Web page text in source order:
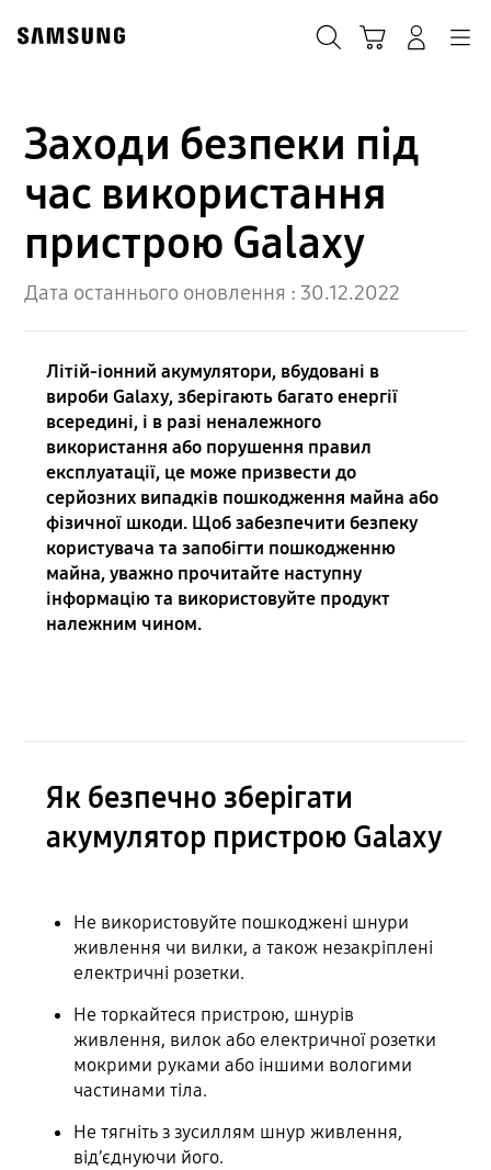
content
Заходи безпеки під
час використання
пристрою Galaxy
Дата останнього оновлення : 30.12.2022
Літій-іонний акумулятори, вбудовані в
вироби Galaxy, зберігають багато енергії
всередині, і в разі неналежного
використання або порушення правил
експлуатації, це може призвести до
серйозних випадків пошкодження майна або
фізичної шкоди. Щоб забезпечити безпеку
користувача та запобігти пошкодженню
майна, уважно прочитайте наступну
інформацію та використовуйте продукт
належним чином.
Як безпечно зберігати
акумулятор пристрою Galaxy
Не використовуйте пошкоджені шнури
живлення чи вилки, а також незакріплені
електричні розетки.
Не торкайтеся пристрою, шнурів
живлення, вилок або електричної розетки
мокрими руками або іншими вологими
частинами тіла.
Не тягніть з зусиллям шнур живлення,
від’єднуючи його.